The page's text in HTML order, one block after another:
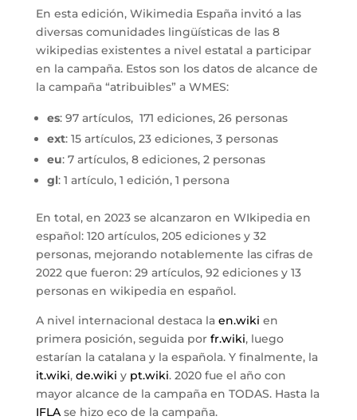
En esta edición, Wikimedia España invitó a las
diversas comunidades lingüísticas de las 8
wikipedias existentes a nivel estatal a participar
en la campaña. Estos son los datos de alcance de
la campaña “atribuibles” a WMES:
es: 97 artículos, 171 ediciones, 26 personas
ext: 15 artículos, 23 ediciones, 3 personas
eu: 7 artículos, 8 ediciones, 2 personas
gl: 1 artículo, 1 edición, 1 persona
En total, en 2023 se alcanzaron en WIkipedia en
español: 120 artículos, 205 ediciones y 32
personas, mejorando notablemente las cifras de
2022 que fueron: 29 artículos, 92 ediciones y 13
personas en wikipedia en español.
A nivel internacional destaca la en.wiki en
primera posición, seguida por fr.wiki, luego
estarían la catalana y la española. Y finalmente, la
it.wiki, de.wiki y pt.wiki. 2020 fue el año con
mayor alcance de la campaña en TODAS. Hasta la
IFLAse hizo eco de la campaña.